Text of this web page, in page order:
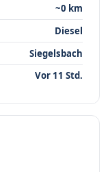
~0 km
Diesel
Siegelsbach
Vor 11 Std.